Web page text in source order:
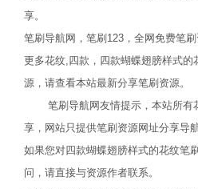
享。
笔刷导航网，笔刷123，全网免费笔刷
更多花纹,四款，四款蝴蝶翅膀样式的
源，请查看本站最新分享笔刷资源。
笔刷导航网友情提示，本站所有
享，网站只提供笔刷资源网址分享导航
如果您对四款蝴蝶翅膀样式的花纹笔
问，请直接与资源作者联系。